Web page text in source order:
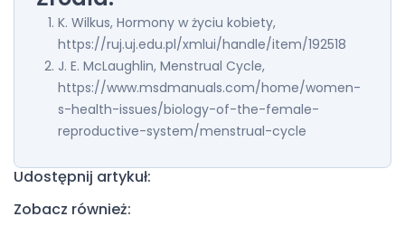
K. Wilkus, Hormony w życiu kobiety,
https://ruj.uj.edu.pl/xmlui/handle/item/192518
J. E. McLaughlin, Menstrual Cycle,
https://www.msdmanuals.com/home/women-
s-health-issues/biology-of-the-female-
reproductive-system/menstrual-cycle
Udostępnij artykuł:
Zobacz również: